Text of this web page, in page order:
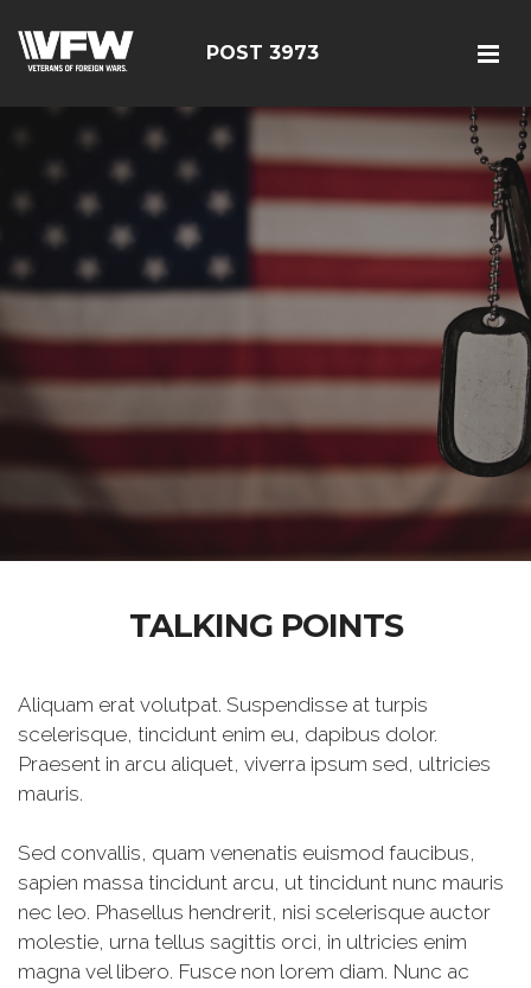
POST 3973
TALKING POINTS
Aliquam erat volutpat. Suspendisse at turpis
scelerisque, tincidunt enim eu, dapibus dolor.
Praesent in arcu aliquet, viverra ipsum sed, ultricies
mauris.
Sed convallis, quam venenatis euismod faucibus,
sapien massa tincidunt arcu, ut tincidunt nunc mauris
nec leo. Phasellus hendrerit, nisi scelerisque auctor
molestie, urna tellus sagittis orci, in ultricies enim
magna vel libero. Fusce non lorem diam. Nunc ac